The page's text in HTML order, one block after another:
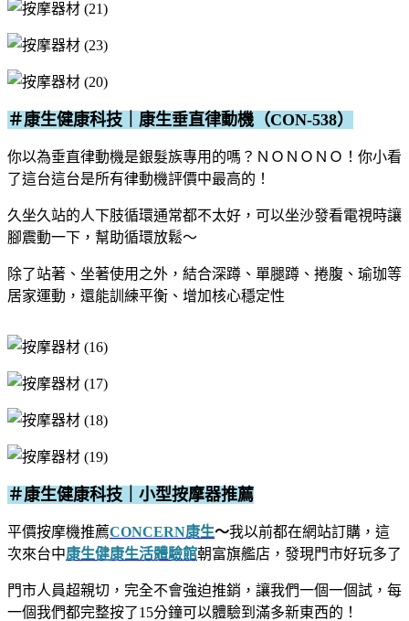
＃康生健康科技｜康生垂直律動機（CON-538）
你以為垂直律動機是銀髮族專用的嗎？ＮＯＮＯＮＯ！你小看
了這台這台是所有律動機評價中最高的！
久坐久站的人下肢循環通常都不太好，可以坐沙發看電視時讓
腳震動一下，幫助循環放鬆～
除了站著、坐著使用之外，結合深蹲、單腿蹲、捲腹、瑜珈等
居家運動，還能訓練平衡、增加核心穩定性
＃康生健康科技｜小型按摩器推薦
平價按摩機推薦CONCERN康生～我以前都在網站訂購，這
次來台中康生健康生活體驗館朝富旗艦店，發現門市好玩多了
門市人員超親切，完全不會強迫推銷，讓我們一個一個試，每
一個我們都完整按了15分鐘可以體驗到滿多新東西的！